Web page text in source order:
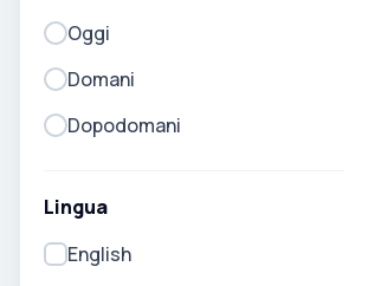
Oggi
Domani
Dopodomani
Lingua
English